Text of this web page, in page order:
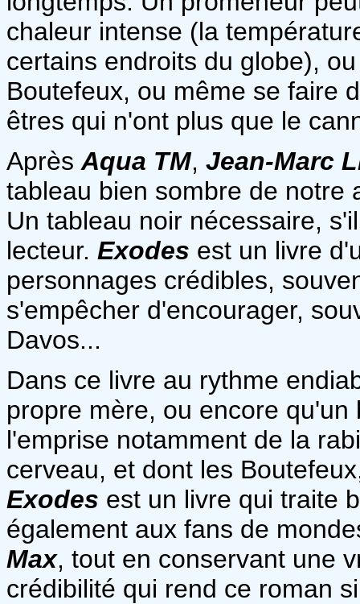
chaleur intense (la
certains endroits du globe),
Boutefeux, ou même se faire
êtres qui n'ont plus que le
Après Aqua TM, Jean-Marc
tableau bien sombre de notre
Un tableau noir nécessaire,
lecteur. Exodes est un livre
personnages crédibles,
s'empêcher d'encourager,
Davos...
Dans ce livre au rythme
propre mère, ou encore
l'emprise notamment de la
cerveau, et dont les
Exodes est un livre qui traite
également aux fans de
Max, tout en conservant une
crédibilité qui rend ce roman